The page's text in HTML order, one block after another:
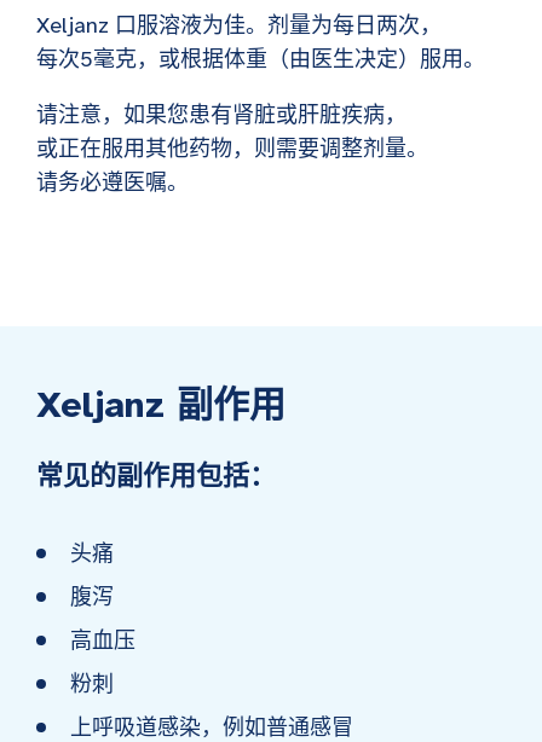
Xeljanz 口服溶液为佳。剂量为每日两次，
每次5毫克，或根据体重（由医生决定）服用。
请注意，如果您患有肾脏或肝脏疾病，
或正在服用其他药物，则需要调整剂量。
请务必遵医嘱。
Xeljanz 副作用
常见的副作用包括：
头痛
腹泻
高血压
粉刺
上呼吸道感染，例如普通感冒